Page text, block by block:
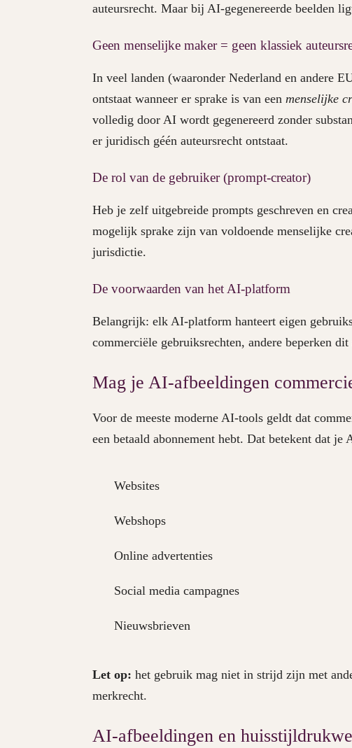
auteursrecht. Maar bij AI-gegenereerde beelden
Geen menselijke maker = geen klassiek
In veel landen (waaronder Nederland en andere
ontstaat wanneer er sprake is van een menselijke
volledig door AI wordt gegenereerd zonder
er juridisch géén auteursrecht ontstaat.
De rol van de gebruiker (prompt-creator)
Heb je zelf uitgebreide prompts geschreven en
mogelijk sprake zijn van voldoende menselijke
jurisdictie.
De voorwaarden van het AI-platform
Belangrijk: elk AI-platform hanteert eigen
commerciële gebruiksrechten, andere beperken
Mag je AI-afbeeldingen
Voor de meeste moderne AI-tools geldt dat
een betaald abonnement hebt. Dat betekent dat je
Websites
Webshops
Online advertenties
Social media campagnes
Nieuwsbrieven
Let op: het gebruik mag niet in strijd zijn met
merkrecht.
AI-afbeeldingen en